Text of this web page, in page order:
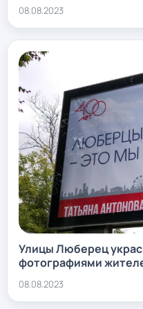
08.08.2023
Улицы Люберец
фотографиями
08.08.2023